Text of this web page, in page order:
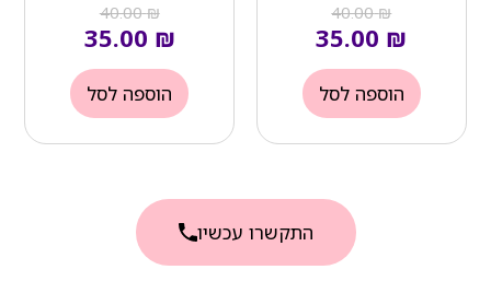
₪
40.00
₪
הוספה לסל
₪
40.00
₪
הוספה לסל
התקשרו עכשיו